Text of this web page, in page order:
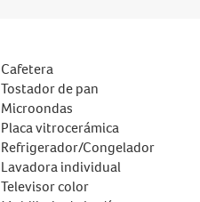
Cafetera
Tostador de pan
Microondas
Placa vitrocerámica
Refrigerador/Congelador
Lavadora individual
Televisor color